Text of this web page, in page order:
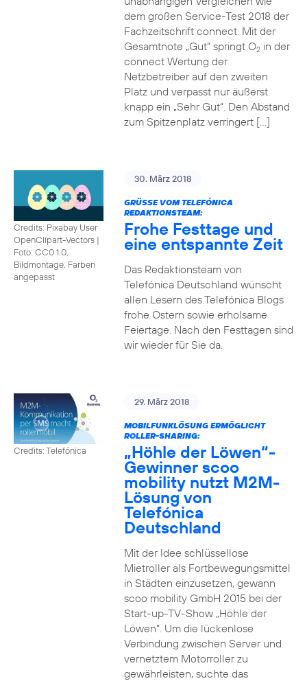
dem großen Service-Test 2018 der
Fachzeitschrift connect. Mit der
Gesamtnote „Gut“ springt O2in der
connect Wertung der
Netzbetreiber auf den zweiten
Platz und verpasst nur äußerst
knapp ein „Sehr Gut“. Den Abstand
zum Spitzenplatz verringert […]
Credits: Pixabay User
OpenClipart-Vectors |
Foto: CC0 1.0,
Bildmontage, Farben
angepasst
30. März 2018
GRÜSSE VOM TELEFÓNICA R
EDAKTIONSTEAM:
Frohe Festtage und
eine entspannte Zeit
Das Redaktionsteam von
Telefónica Deutschland wünscht
allen Lesern des Telefónica Blogs
frohe Ostern sowie erholsame
Feiertage. Nach den Festtagen sind
wir wieder für Sie da.
Credits: Telefónica
29. März 2018
MOBILFUNKLÖSUNG ERMÖGLICHT
ROLLER-SHARING:
„Höhle der Löwen“-
Gewinner scoo
mobility nutzt M2M-
Lösung von
Telefónica
Deutschland
Mit der Idee schlüssellose
Mietroller als Fortbewegungsmittel
in Städten einzusetzen, gewann
scoo mobility GmbH 2015 bei der
Start-up-TV-Show „Höhle der
Löwen“. Um die lückenlose
Verbindung zwischen Server und
vernetztem Motorroller zu
gewährleisten, suchte das